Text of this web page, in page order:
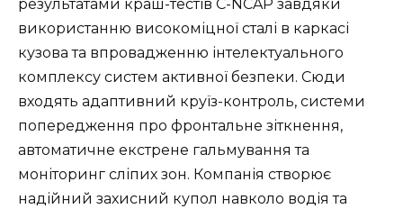
результатами краш-тестів C-NCAP завдяки
використанню високоміцної сталі в каркасі
кузова та впровадженню інтелектуального
комплексу систем активної безпеки. Сюди
входять адаптивний круїз-контроль, системи
попередження про фронтальне зіткнення,
автоматичне екстрене гальмування та
моніторинг сліпих зон. Компанія створює
надійний захисний купол навколо водія та